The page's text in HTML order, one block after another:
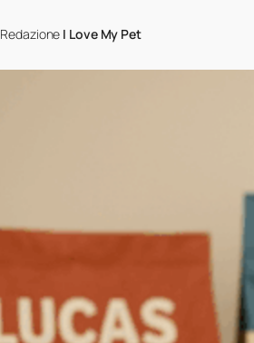
Redazione I Love My Pet